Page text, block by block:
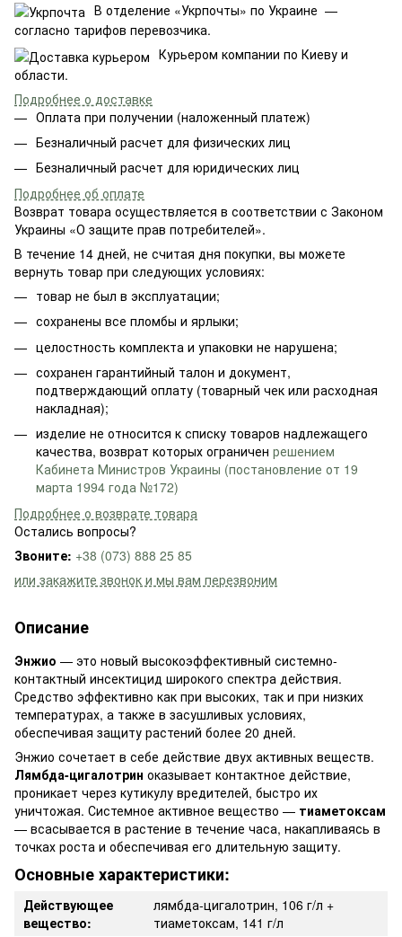
В отделение «Укрпочты» по Украине —
согласно тарифов перевозчика.
Курьером компании по Киеву и
области.
Подробнее о доставке
Оплата при получении (наложенный платеж)
Безналичный расчет для физических лиц
Безналичный расчет для юридических лиц
Подробнее об оплате
Возврат товара осуществляется в соответствии с Законом
Украины «О защите прав потребителей».
В течение 14 дней, не считая дня покупки, вы можете
вернуть товар при следующих условиях:
товар не был в эксплуатации;
сохранены все пломбы и ярлыки;
целостность комплекта и упаковки не нарушена;
сохранен гарантийный талон и документ,
подтверждающий оплату (товарный чек или расходная
накладная);
изделие не относится к списку товаров надлежащего
качества, возврат которых ограничен решением
Кабинета Министров Украины (постановление от 19
марта 1994 года №172)
Подробнее о возврате товара
Остались вопросы?
Звоните: +38 (073) 888 25 85
или закажите звонок и мы вам перезвоним
Описание
Энжио — это новый высокоэффективный системно-
контактный инсектицид широкого спектра действия.
Средство эффективно как при высоких, так и при низких
температурах, а также в засушливых условиях,
обеспечивая защиту растений более 20 дней.
Энжио сочетает в себе действие двух активных веществ.
Лямбда-цигалотрин оказывает контактное действие,
проникает через кутикулу вредителей, быстро их
уничтожая. Системное активное вещество — тиаметоксам
— всасывается в растение в течение часа, накапливаясь в
точках роста и обеспечивая его длительную защиту.
Основные характеристики:
Действующее
вещество:
лямбда-цигалотрин, 106 г/л +
тиаметоксам, 141 г/л